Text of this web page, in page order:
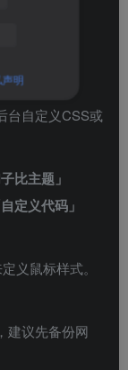
台自定义CSS或
比主题」
定义代码」
义鼠标样式。
建议先备份网